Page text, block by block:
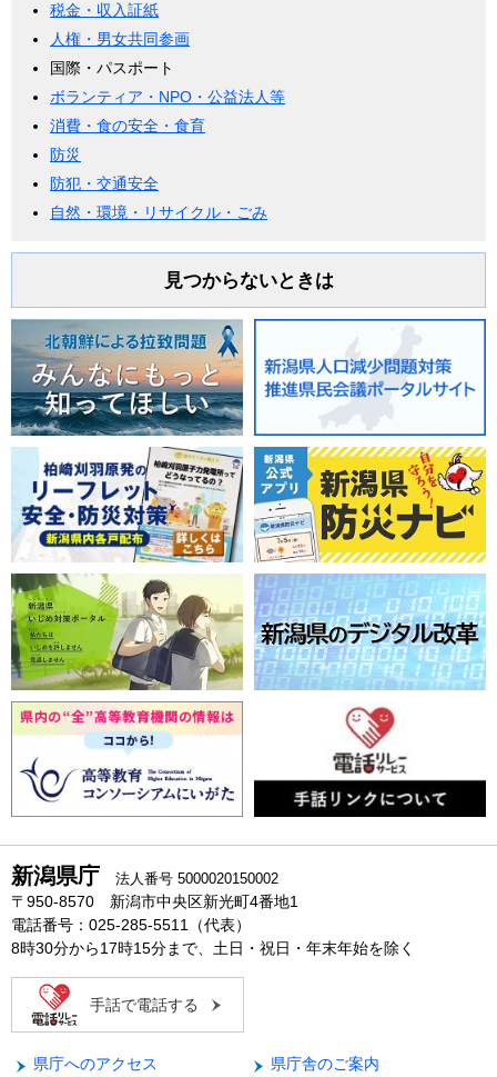
税金・収入証紙
人権・男女共同参画
国際・パスポート
ボランティア・NPO・公益法人等
消費・食の安全・食育
防災
防犯・交通安全
自然・環境・リサイクル・ごみ
見つからないときは
新潟県庁 法人番号 5000020150002
〒950-8570 新潟市中央区新光町4番地1
電話番号：025-285-5511（代表）
8時30分から17時15分まで、土日・祝日・年末年始を除く
手話で電話する
県庁へのアクセス 県庁舎のご案内